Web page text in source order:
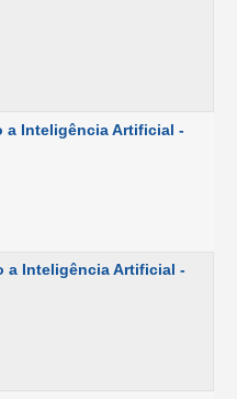
a Inteligência Artificial -
a Inteligência Artificial -